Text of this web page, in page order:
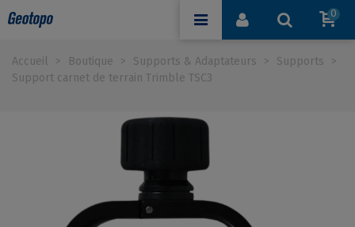
0
Accueil > Boutique > Supports & Adaptateurs > Supports
>
Support carnet de terrain Trimble TSC3